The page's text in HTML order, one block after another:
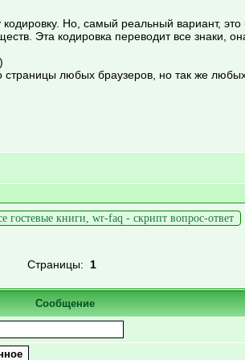
Но, самый реальный вариант,
Эта кодировка переводит все знаки,
любых браузеров, но так же
гостевые книги, wr-faq - скрипт вопрос-ответ
Страницы: 1
Сообщение